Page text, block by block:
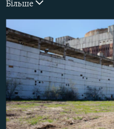
УКРАЇНСЬКА ПРОБЛЕМА КРИМУ
ІНФОГРАФІКА
Русский
Qırımtatar
ДОЛУЧАЙСЯ!
Усі сайти RFE/RL
Більше